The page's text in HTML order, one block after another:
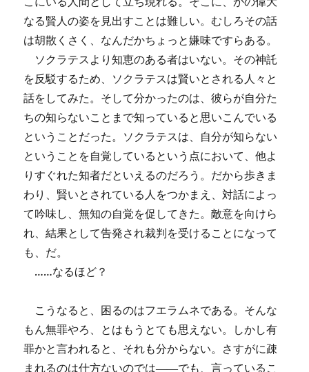
なる賢人の姿を見出すことは難しい。むしろその話
は胡散くさく、なんだかちょっと嫌味ですらある。
ソクラテスより知恵のある者はいない。その神託
を反駁するため、ソクラテスは賢いとされる人々と
話をしてみた。そして分かったのは、彼らが自分た
ちの知らないことまで知っていると思いこんでいる
ということだった。ソクラテスは、自分が知らない
ということを自覚しているという点において、他よ
りすぐれた知者だといえるのだろう。だから歩きま
わり、賢いとされている人をつかまえ、対話によっ
て吟味し、無知の自覚を促してきた。敵意を向けら
れ、結果として告発され裁判を受けることになって
も、だ。
……なるほど？
こうなると、困るのはフエラムネである。そんな
もん無罪やろ、とはもうとても思えない。しかし有
罪かと言われると、それも分からない。さすがに疎
まれるのは仕方ないのでは――でも、言っているこ